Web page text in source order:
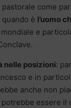
pastorale come
quando è l’uomo
e
nelle posizioni:
e in
anche non
essere